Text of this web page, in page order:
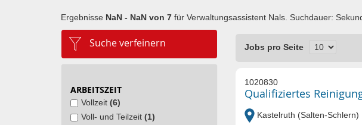
Ergebnisse NaN - NaN von 7 für Verwaltungsassistent Nals . Suchdauer:
Suche verfeinern
ARBEITSZEIT
Vollzeit (6)
Voll- und Teilzeit (1)
Jobs pro Seite
1020830
Qualifiziertes
Kastelruth (Salten-Schlern)